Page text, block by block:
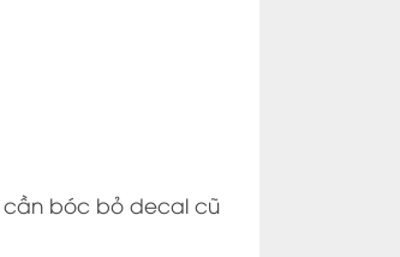
cần bóc bỏ decal cũ